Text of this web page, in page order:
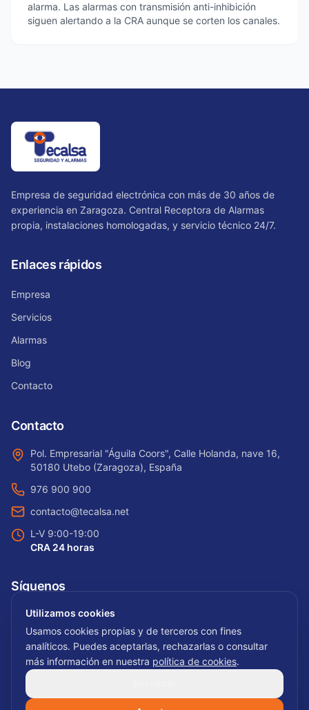
alarma. Las alarmas con transmisión anti-inhibición
siguen alertando a la CRA aunque se corten los canales.
Empresa de seguridad electrónica con más de 30 años de
experiencia en Zaragoza. Central Receptora de Alarmas
propia, instalaciones homologadas, y servicio técnico 24/7.
Enlaces rápidos
Empresa
Servicios
Alarmas
Blog
Contacto
Contacto
Pol. Empresarial "Águila Coors", Calle Holanda, nave 16,
50180 Utebo (Zaragoza), España
976 900 900
contacto@tecalsa.net
L-V 9:00-19:00
CRA 24 horas
Síguenos
Utilizamos cookies
Usamos cookies propias y de terceros con fines
analíticos. Puedes aceptarlas, rechazarlas o consultar
más información en nuestra política de cookies.
Hola, ¿te puedo ayudar?